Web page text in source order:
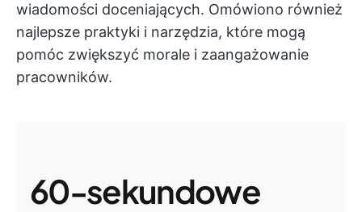
wiadomości doceniających. Omówiono również
najlepsze praktyki i narzędzia, które mogą
pomóc zwiększyć morale i zaangażowanie
pracowników.
60-sekundowe